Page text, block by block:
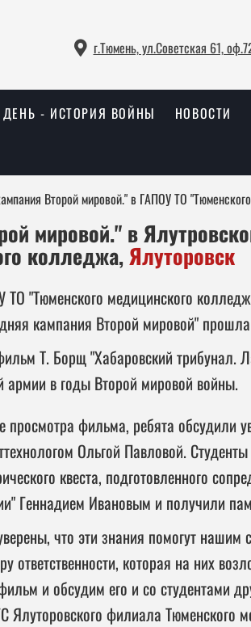
г.Тюмень, ул.Советская 61,
ДЕНЬ - ИСТОРИЯ ВОЙНЫ НОВОСТИ
Второй мировой." в ГАПОУ ТО
мировой." в
колледжа,Ялуторовск
"Тюменского медицинского
кампания Второй мировой"
Т. Борщ "Хабаровский трибунал.
армии в годы Второй мировой войны.
просмотра фильма, ребята обсудили
Ольгой Павловой.
квеста, подготовленного
Геннадием Ивановым и получили
что эти знания помогут нашим
ответственности, которая на них
и обсудим его и со студентами
Ялуторовского филиала Тюменского